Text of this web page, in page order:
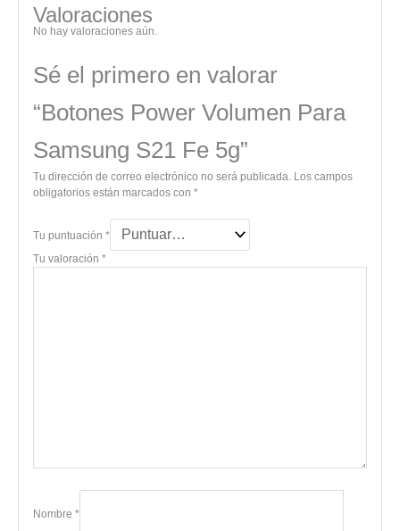
Valoraciones
No hay valoraciones aún.
Sé el primero en valorar
“Botones Power Volumen Para
Samsung S21 Fe 5g”
Tu dirección de correo electrónico no será publicada. Los campos
obligatorios están marcados con *
Tu puntuación *
Tu valoración *
Nombre *